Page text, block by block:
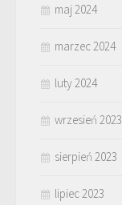
maj 2024
marzec 2024
luty 2024
wrzesień 2023
sierpień 2023
lipiec 2023